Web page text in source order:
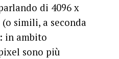
di 4096 x
simili, a seconda
in ambito
sono più